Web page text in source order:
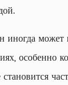
иногда может
особенно